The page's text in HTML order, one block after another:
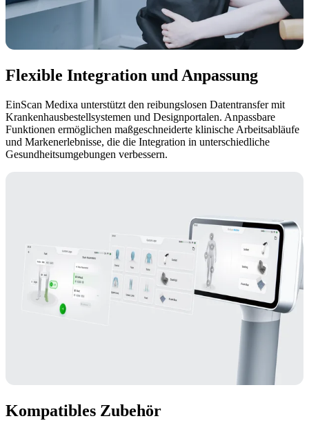
Flexible Integration und Anpassung
EinScan Medixa unterstützt den reibungslosen Datentransfer mit
Krankenhausbestellsystemen und Designportalen. Anpassbare
Funktionen ermöglichen maßgeschneiderte klinische Arbeitsabläufe
und Markenerlebnisse, die die Integration in unterschiedliche
Gesundheitsumgebungen verbessern.
Kompatibles Zubehör